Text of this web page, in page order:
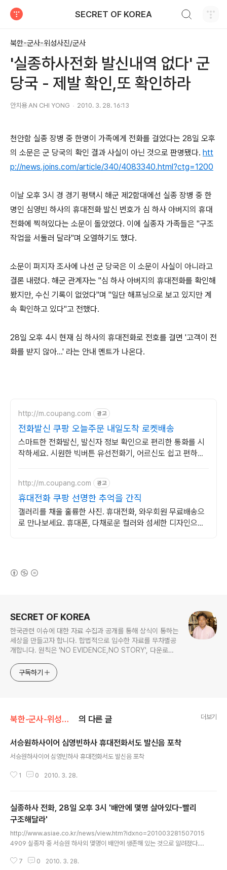
SECRET OF KOREA
북한-군사-위성사진/군사
'실종하사전화 발신내역 없다' 군
당국 - 제발 확인,또 확인하라
안치용 AN CHI YONG 2010. 3. 28. 16:13
천안함 실종 장병 중 한명이 가족에게 전화를 걸었다는 28일 오후
의 소문은 군 당국의 확인 결과 사실이 아닌 것으로 판명됐다. htt
p://news.joins.com/article/340/4083340.html?ctg=1200
이날 오후 3시 경 경기 평택시 해군 제2함대에선 실종 장병 중 한
명인 심영빈 하사의 휴대전화 발신 번호가 심 하사 아버지의 휴대
전화에 찍혀있다는 소문이 돌았었다. 이에 실종자 가족들은 "구조
작업을 서둘러 달라"며 오열하기도 했다.
소문이 퍼지자 조사에 나선 군 당국은 이 소문이 사실이 아니라고
결론 내렸다. 해군 관계자는 "심 하사 아버지의 휴대전화를 확인해
봤지만, 수신 기록이 없었다"며 "일단 해프닝으로 보고 있지만 계
속 확인하고 있다"고 전했다.
28일 오후 4시 현재 심 하사의 휴대전화로 전호를 걸면 '고객이 전
화를 받지 않아…' 라는 안내 멘트가 나온다.
http://m.coupang.com 광고
전화발신 쿠팡 오늘주문 내일도착 로켓배송
스마트한 전화발신, 발신자 정보 확인으로 편리한 통화를 시
작하세요. 시원한 빅버튼 유선전화기, 어르신도 쉽고 편하게
http://m.coupang.com 광고
휴대전화 쿠팡 선명한 추억을 간직
갤러리를 채울 훌륭한 사진. 휴대전화, 와우회원 무료배송으
로 만나보세요. 휴대폰, 다채로운 컬러와 섬세한 디자인으로
SECRET OF KOREA
한국관련 이슈에 대한 자료 수집과 공개를 통해 상식이 통하는
세상을 만들고자 합니다. 합법적으로 입수한 자료를 무차별공
개합니다. 원칙은 'NO EVIDENCE,NO STORY', 다운로드
jesim56@gmail.com, 안보일때는 구글리더나 RSS로!!
구독하기
북한-군사-위성사진/군사 의 다른 글 더보기
서승원하사이어 심영빈하사 휴대전화서도 발신음 포착
서승원하사이어 심영빈하사 휴대전화서도 발신음 포착
1 0 2010. 3. 28.
실종하사 전화, 28일 오후 3시 '배안에 몇명 살아있다-빨리
구조해달라'
http://www.asiae.co.kr/news/view.htm?idxno=201003281507015
4909 실종자 중 서승원 하사외 몇명이 배안에 생존해 있는 것으로 알려졌다.
화했다”고 밝혔다. 서 하사의 어머니는 “서 하사가 '배안에 몇 명이 생존해 있
7 0 2010. 3. 28.